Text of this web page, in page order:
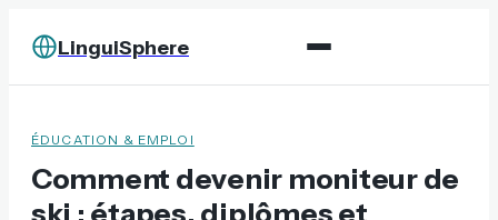
LinguiSphere
ÉDUCATION & EMPLOI
Comment devenir moniteur de
ski : étapes, diplômes et